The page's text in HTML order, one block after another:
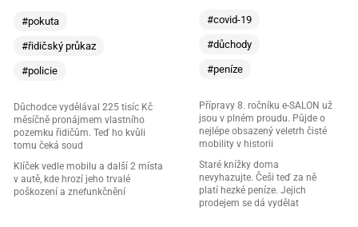
#pokuta
#řidičský průkaz
#policie
Důchodce vydělával 225 tisíc Kč
měsíčně pronájmem vlastního
pozemku řidičům. Teď ho kvůli
tomu čeká soud
Klíček vedle mobilu a další 2 místa
v autě, kde hrozí jeho trvalé
poškození a znefunkčnění
#covid-19
#důchody
#peníze
Přípravy 8. ročníku e-SALON už
jsou v plném proudu. Půjde o
nejlépe obsazený veletrh čisté
mobility v historii
Staré knížky doma
nevyhazujte. Češi teď za ně
platí hezké peníze. Jejich
prodejem se dá vydělat